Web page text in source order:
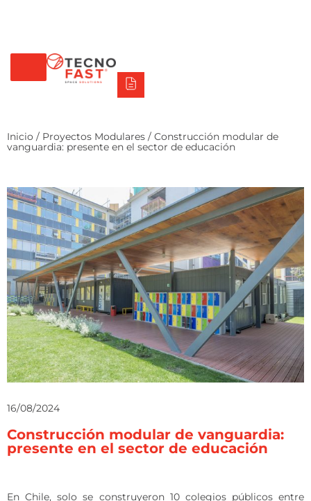
Inicio / Proyectos Modulares / Construcción modular de
vanguardia: presente en el sector de educación
16/08/2024
Construcción modular de vanguardia:
presente en el sector de educación
En Chile, solo se construyeron 10 colegios públicos entre